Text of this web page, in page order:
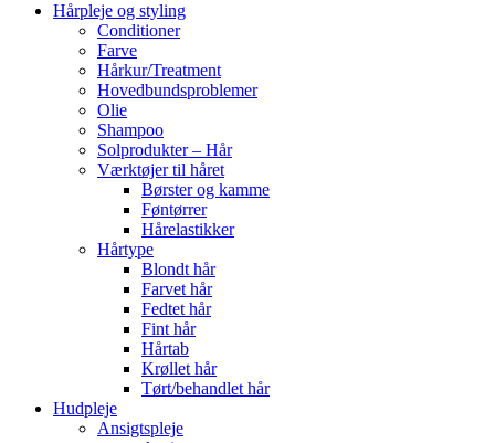
Hårpleje og styling
Conditioner
Farve
Hårkur/Treatment
Hovedbundsproblemer
Olie
Shampoo
Solprodukter – Hår
Værktøjer til håret
Børster og kamme
Føntørrer
Hårelastikker
Hårtype
Blondt hår
Farvet hår
Fedtet hår
Fint hår
Hårtab
Krøllet hår
Tørt/behandlet hår
Hudpleje
Ansigtspleje